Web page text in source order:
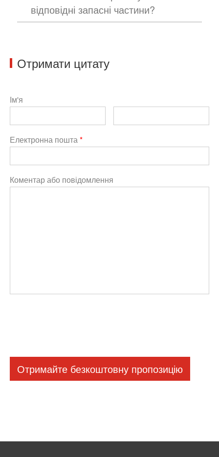
відповідні запасні частини?
Отримати цитату
Ім'я
Електронна пошта*
Коментар або повідомлення
Отримайте безкоштовну пропозицію